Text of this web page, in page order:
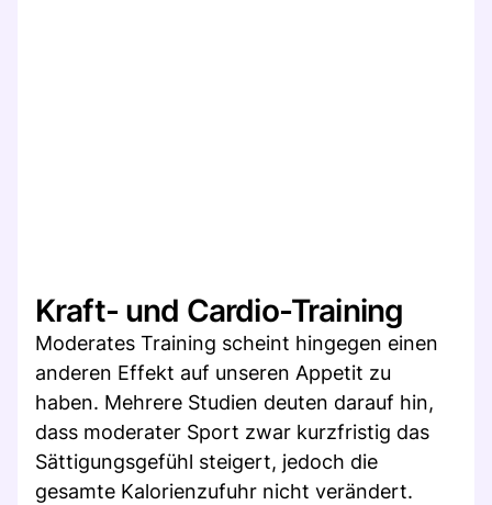
Kraft- und Cardio-Training
Moderates Training scheint hingegen einen
anderen Effekt auf unseren Appetit zu
haben. Mehrere Studien deuten darauf hin,
dass moderater Sport zwar kurzfristig das
Sättigungsgefühl steigert, jedoch die
gesamte Kalorienzufuhr nicht verändert.